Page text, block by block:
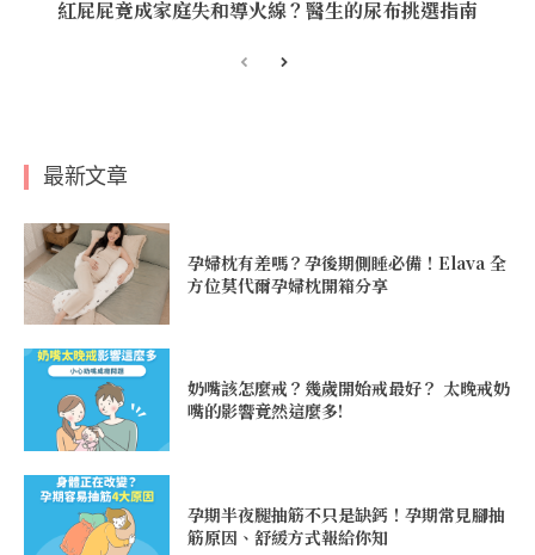
紅屁屁竟成家庭失和導火線？醫生的尿布挑選指南
最新文章
孕婦枕有差嗎？孕後期側睡必備！Elava 全
方位莫代爾孕婦枕開箱分享
奶嘴該怎麼戒？幾歲開始戒最好？ 太晚戒奶
嘴的影響竟然這麼多!
孕期半夜腿抽筋不只是缺鈣！孕期常見腳抽
筋原因、舒緩方式報給你知